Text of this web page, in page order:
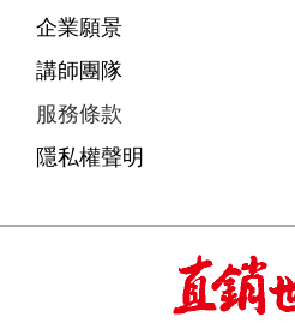
企業願景
講師團隊
服務條款
隱私權聲明